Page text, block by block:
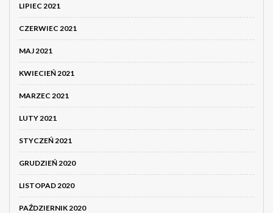
LIPIEC 2021
CZERWIEC 2021
MAJ 2021
KWIECIEŃ 2021
MARZEC 2021
LUTY 2021
STYCZEŃ 2021
GRUDZIEŃ 2020
LISTOPAD 2020
PAŹDZIERNIK 2020